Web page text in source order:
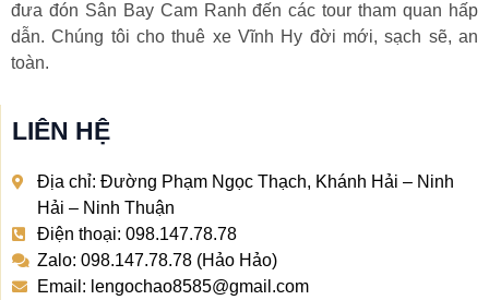
đưa đón Sân Bay Cam Ranh đến các tour tham quan hấp
dẫn. Chúng tôi cho thuê xe Vĩnh Hy đời mới, sạch sẽ, an
toàn.
LIÊN HỆ
Địa chỉ: Đường Phạm Ngọc Thạch, Khánh Hải – Ninh
Hải – Ninh Thuận
Điện thoại: 098.147.78.78
Zalo: 098.147.78.78 (Hảo Hảo)
Email: lengochao8585@gmail.com